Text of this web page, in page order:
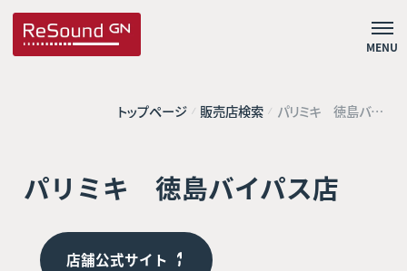
MENU
トップページ 販売店検索 パリミキ 徳島バイ
パス店
パリミキ 徳島バイパス店
店舗公式サイト